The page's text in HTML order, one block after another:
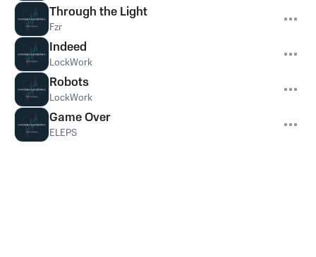
Through the Light
Fzr
Indeed
LockWork
Robots
LockWork
Game Over
ELEPS